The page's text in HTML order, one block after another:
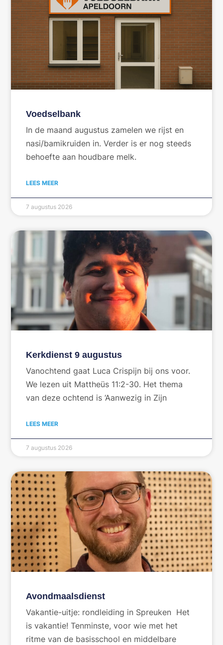
Voedselbank
In de maand augustus zamelen we rijst en
nasi/bamikruiden in. Verder is er nog steeds
behoefte aan houdbare melk.
LEES MEER
7 augustus 2026
Kerkdienst 9 augustus
Vanochtend gaat Luca Crispijn bij ons voor.
We lezen uit Mattheüs 11:2-30. Het thema
van deze ochtend is ‘Aanwezig in Zijn
LEES MEER
7 augustus 2026
Avondmaalsdienst
Vakantie-uitje: rondleiding in Spreuken Het
is vakantie! Tenminste, voor wie met het
ritme van de basisschool en middelbare